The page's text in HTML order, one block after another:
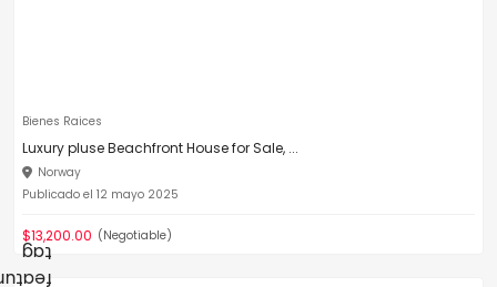
Bienes Raices
Luxury pluse Beachfront House for Sale, ...
Norway
Publicado el 12 mayo 2025
$13,200.00 (Negotiable)